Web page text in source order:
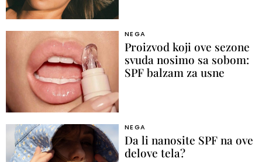
NEGA
Proizvod koji ove sezone
svuda nosimo sa sobom:
SPF balzam za usne
NEGA
Da li nanosite SPF na ove
delove tela?